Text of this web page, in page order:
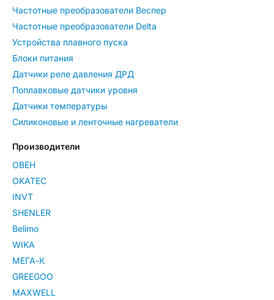
Частотные преобразователи Веспер
Частотные преобразователи Delta
Устройства плавного пуска
Блоки питания
Датчики реле давления ДРД
Поплавковые датчики уровня
Датчики температуры
Силиконовые и ленточные нагреватели
Производители
ОВЕН
OKATEC
INVT
SHENLER
Belimo
WIKA
МЕГА-К
GREEGOO
MAXWELL